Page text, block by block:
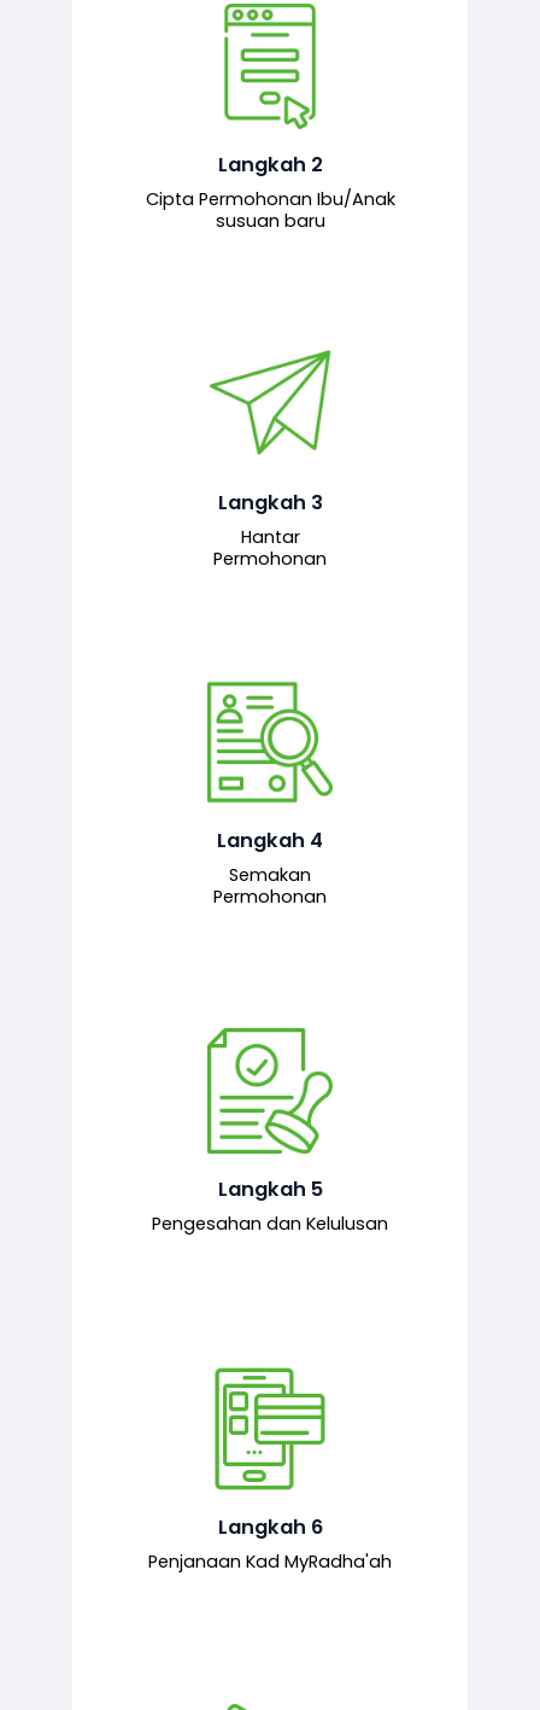
Langkah 2
Cipta Permohonan Ibu/Anak
susuan baru
Pemohon mengisi borang
permohonan bagi pendaftaran
baharu melalui sistem.
Langkah 3
Hantar
Permohonan
Permohonan yang lengkap dihantar
untuk proses semakan dan
bertanggungjawab.
Langkah 4
Semakan
Permohonan
Pegawai penyemak menyemak
maklumat yang dikemukakan. Jika
semua maklumat adalah lengkap dan
kepada pegawai pelulus untuk
tindakan seterusnya.
Langkah 5
Pengesahan dan Kelulusan
Pegawai pelulus menilai permohonan
dan memberi pengesahan serta
kelulusan akhir sekiranya semuanya
mematuhi syarat ditetapkan.
Langkah 6
Penjanaan Kad MyRadha'ah
Setelah permohonan diluluskan, kad
MyRadha’ah akan dijana.